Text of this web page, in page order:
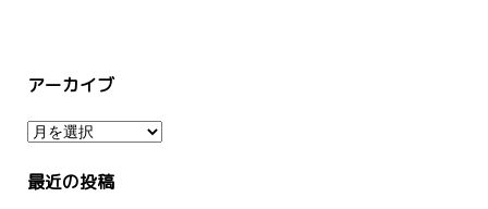
アーカイブ
ア
カ
最近の投稿